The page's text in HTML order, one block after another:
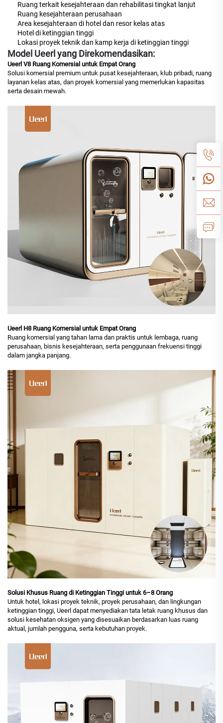
Ruang terkait kesejahteraan dan rehabilitasi tingkat lanjut
Ruang kesejahteraan perusahaan
Area kesejahteraan di hotel dan resor kelas atas
Hotel di ketinggian tinggi
Lokasi proyek teknik dan kamp kerja di ketinggian tinggi
Model Ueerl yang Direkomendasikan:
Ueerl V8 Ruang Komersial untuk Empat Orang
Solusi komersial premium untuk pusat kesejahteraan, klub pribadi, ruang
layanan kelas atas, dan proyek komersial yang memerlukan kapasitas
serta desain mewah.
Ueerl H8 Ruang Komersial untuk Empat Orang
Ruang komersial yang tahan lama dan praktis untuk lembaga, ruang
perusahaan, bisnis kesejahteraan, serta penggunaan frekuensi tinggi
dalam jangka panjang.
Solusi Khusus Ruang di Ketinggian Tinggi untuk 6–8 Orang
Untuk hotel, lokasi proyek teknik, proyek perusahaan, dan lingkungan
ketinggian tinggi, Ueerl dapat menyediakan tata letak ruang khusus dan
solusi kesehatan oksigen yang disesuaikan berdasarkan luas ruang
aktual, jumlah pengguna, serta kebutuhan proyek.